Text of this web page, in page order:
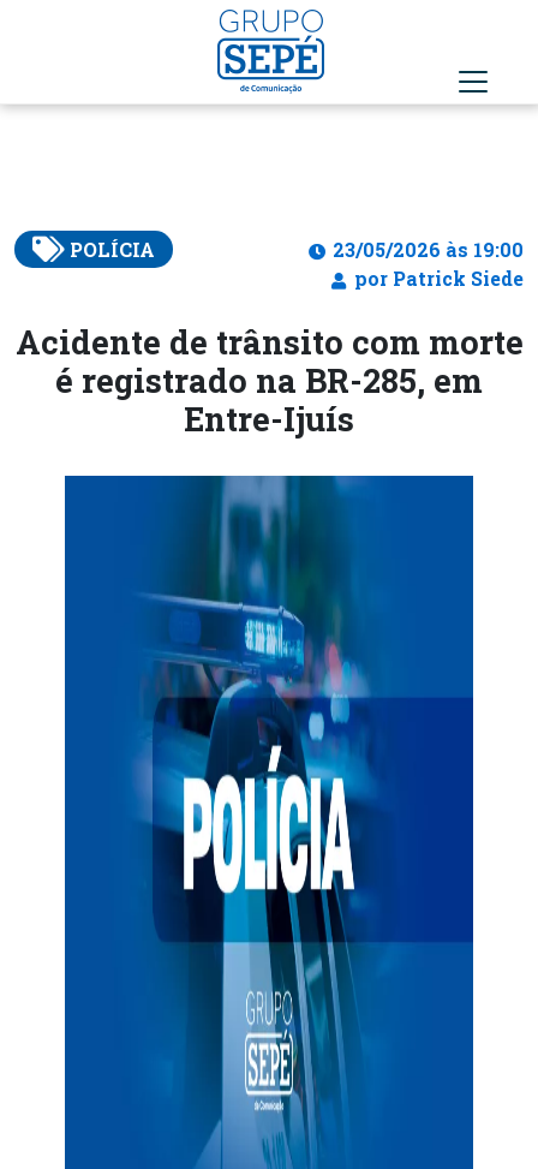
POLÍCIA
23/05/2026 às 19:00
por Patrick Siede
Acidente de trânsito com morte
é registrado na BR-285, em
Entre-Ijuís